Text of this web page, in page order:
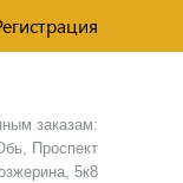
заказам:
Проспект
5к8​